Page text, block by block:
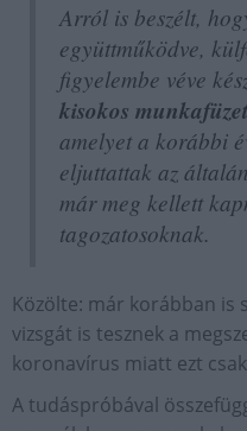
Arról is beszélt,
együttműködve,
figyelembe véve
kisokos munkafüzet
amelyet a korábbi
eljuttattak az
már meg kellett
tagozatosoknak.
Közölte: már korábban is
vizsgát is tesznek a
koronavírus miatt ezt
A tudáspróbával